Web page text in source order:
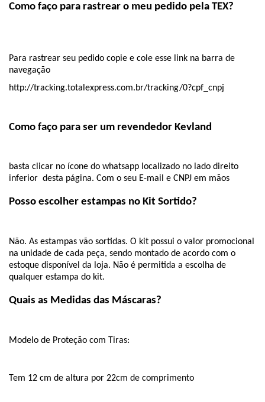
Como faço para rastrear o meu pedido pela TEX?
Para rastrear seu pedido copie e cole esse link na barra de
navegação
http://tracking.totalexpress.com.br/tracking/0?cpf_cnpj
Como faço para ser um revendedor Kevland
basta clicar no ícone do whatsapp localizado no lado direito
inferior  desta página. Com o seu E-mail e CNPJ em mãos
Posso escolher estampas no Kit Sortido?
Não. As estampas vão sortidas. O kit possui o valor promocional
na unidade de cada peça, sendo montado de acordo com o
estoque disponível da loja. Não é permitida a escolha de
qualquer estampa do kit.
Quais as Medidas das Máscaras?
Modelo de Proteção com Tiras:
Tem 12 cm de altura por 22cm de comprimento